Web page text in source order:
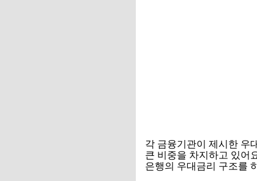
각 금융기관이 제시한 우
큰 비중을 차지하고 있어
은행의 우대금리 구조를